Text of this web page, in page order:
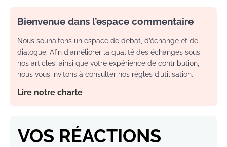
Bienvenue dans l’espace commentaire
Nous souhaitons un espace de débat, d’échange et de
dialogue. Afin d'améliorer la qualité des échanges sous
nos articles, ainsi que votre expérience de contribution,
nous vous invitons à consulter nos règles d’utilisation.
Lire notre charte
VOS RÉACTIONS